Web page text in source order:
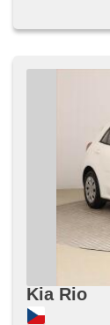
Kia Rio